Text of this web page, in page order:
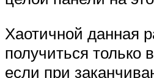
Хаотичной данная
получиться только
если при